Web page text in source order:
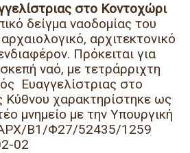
στο Κοντοχώρι
δείγμα ναοδομίας του
αρχιτεκτονικό
Πρόκειται για
ναό, με τετράρριχτη
Ευαγγελίστριας στο
χαρακτηρίστηκε ως
μνημείο με την Υπουργική
Β1/Φ27/52435/1259
02